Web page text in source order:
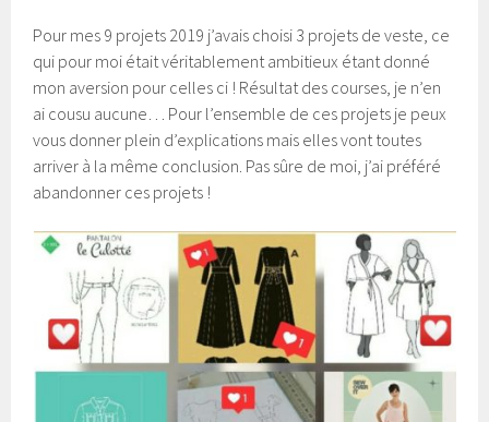
Pour mes 9 projets 2019 j’avais choisi 3 projets de veste, ce
qui pour moi était véritablement ambitieux étant donné
mon aversion pour celles ci ! Résultat des courses, je n’en
ai cousu aucune… Pour l’ensemble de ces projets je peux
vous donner plein d’explications mais elles vont toutes
arriver à la même conclusion. Pas sûre de moi, j’ai préféré
abandonner ces projets !